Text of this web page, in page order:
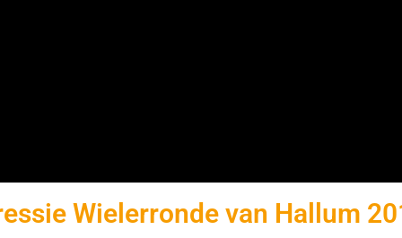
Wielerronde van Hallum